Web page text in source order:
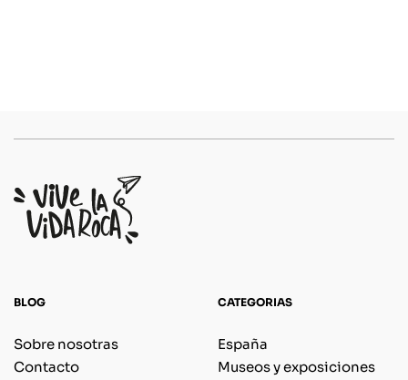
BLOG
Sobre nosotras
Contacto
CATEGORIAS
España
Museos y exposiciones